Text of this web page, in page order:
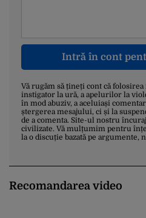
Intră în cont
Vă rugăm să țineți cont că
instigator la ură, a apelurilor la
în mod abuziv, a aceluiași
ștergerea mesajului, ci și la
de a comenta. Site-ul nostru
civilizate. Vă mulțumim pentru
la o discuție bazată pe argumente,
Recomandarea video